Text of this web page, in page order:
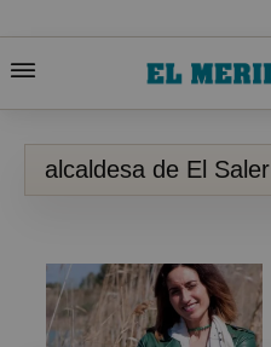
alcaldesa de El Saler